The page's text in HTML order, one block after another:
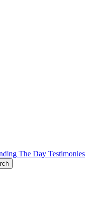
The Day Testimonies